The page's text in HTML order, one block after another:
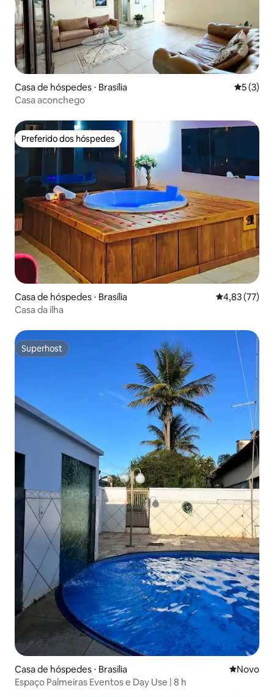
Casa de hóspedes ⋅ Brasília 5 de
5 (3)
Casa aconchego
Preferido dos hóspedes
Preferido dos hóspedes
Casa de hóspedes ⋅ Brasília 4,83 de uma
4,83 (77)
Casa da ilha
Superhost
Superhost
Casa de hóspedes ⋅ Brasília Novo
Novo
Espaço Palmeiras Eventos e Day Use | 8 h